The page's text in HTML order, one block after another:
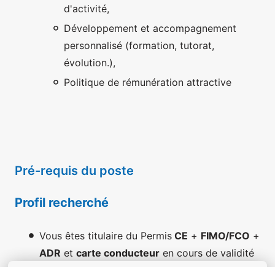
d'activité,
Développement et accompagnement
personnalisé (formation, tutorat,
évolution.),
Politique de rémunération attractive
Pré-requis du poste
Profil recherché
Vous êtes titulaire du Permis CE + FIMO/FCO +
ADR et carte conducteur en cours de validité